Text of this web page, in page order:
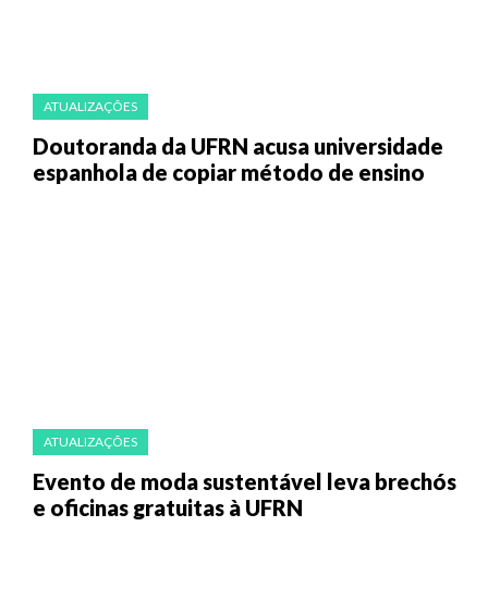
ATUALIZAÇÕES
Doutoranda da UFRN acusa universidade
espanhola de copiar método de ensino
ATUALIZAÇÕES
Evento de moda sustentável leva brechós
e oficinas gratuitas à UFRN